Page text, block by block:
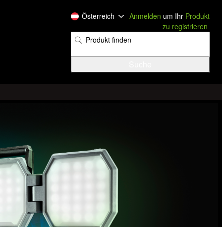
Österreich Anmelden um Ihr Produkt
zu registrieren